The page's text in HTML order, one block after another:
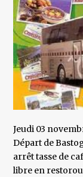
Jeudi 03
Départ de
arrêt tasse de
libre en